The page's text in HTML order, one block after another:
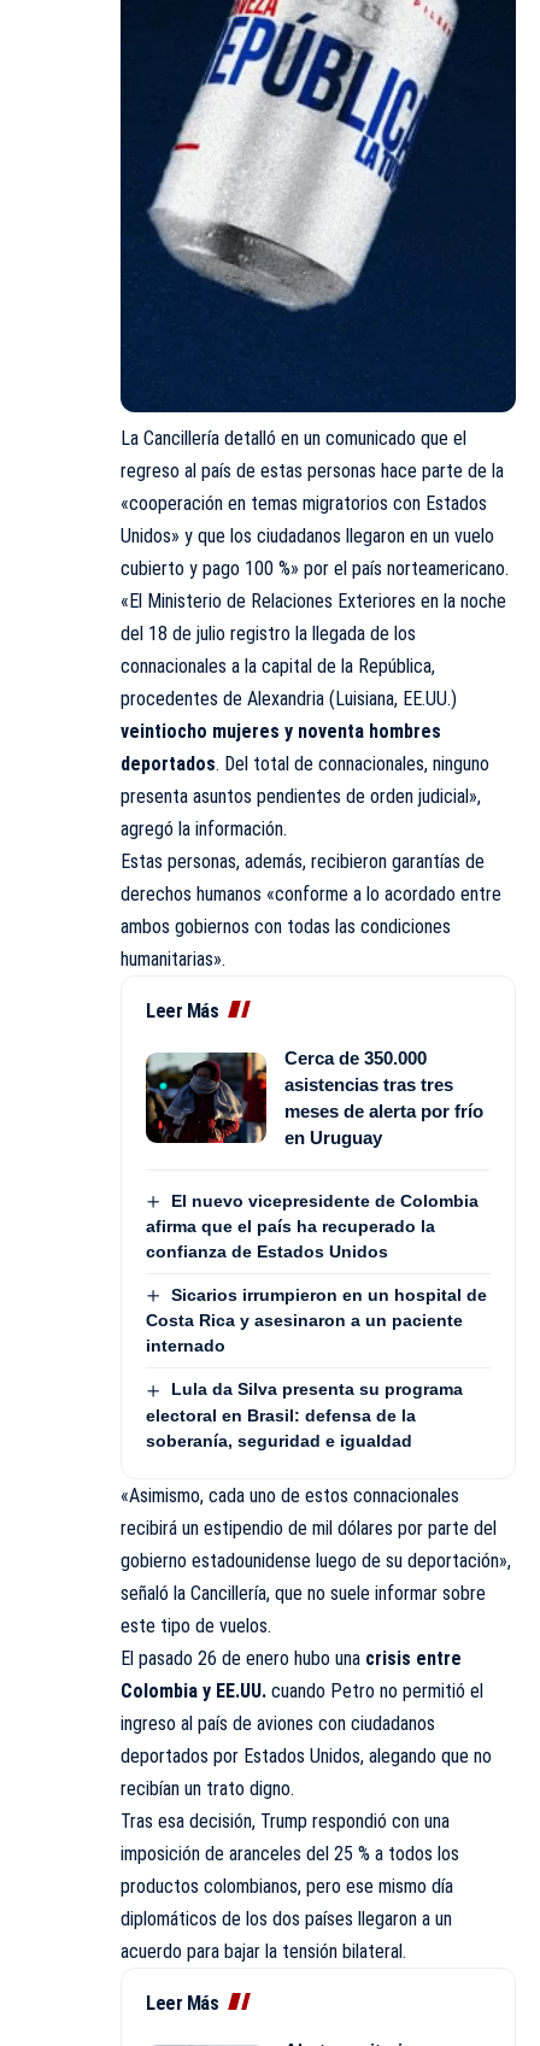
La Cancillería detalló en un comunicado que el
regreso al país de estas personas hace parte de la
«cooperación en temas migratorios con Estados
Unidos» y que los ciudadanos llegaron en un vuelo
cubierto y pago 100 %» por el país norteamericano.
«El Ministerio de Relaciones Exteriores en la noche
del 18 de julio registro la llegada de los
connacionales a la capital de la República,
procedentes de Alexandria (Luisiana, EE.UU.)
veintiocho mujeres y noventa hombres
deportados. Del total de connacionales, ninguno
presenta asuntos pendientes de orden judicial»,
agregó la información.
Estas personas, además, recibieron garantías de
derechos humanos «conforme a lo acordado entre
ambos gobiernos con todas las condiciones
humanitarias».
Leer Más
Cerca de 350.000
asistencias tras tres
meses de alerta por frío
en Uruguay
El nuevo vicepresidente de Colombia
afirma que el país ha recuperado la
confianza de Estados Unidos
Sicarios irrumpieron en un hospital de
Costa Rica y asesinaron a un paciente
internado
Lula da Silva presenta su programa
electoral en Brasil: defensa de la
soberanía, seguridad e igualdad
«Asimismo, cada uno de estos connacionales
recibirá un estipendio de mil dólares por parte del
gobierno estadounidense luego de su deportación»,
señaló la Cancillería, que no suele informar sobre
este tipo de vuelos.
El pasado 26 de enero hubo una crisis entre
Colombia y EE.UU. cuando Petro no permitió el
ingreso al país de aviones con ciudadanos
deportados por Estados Unidos, alegando que no
recibían un trato digno.
Tras esa decisión, Trump respondió con una
imposición de aranceles del 25 % a todos los
productos colombianos, pero ese mismo día
diplomáticos de los dos países llegaron a un
acuerdo para bajar la tensión bilateral.
Leer Más